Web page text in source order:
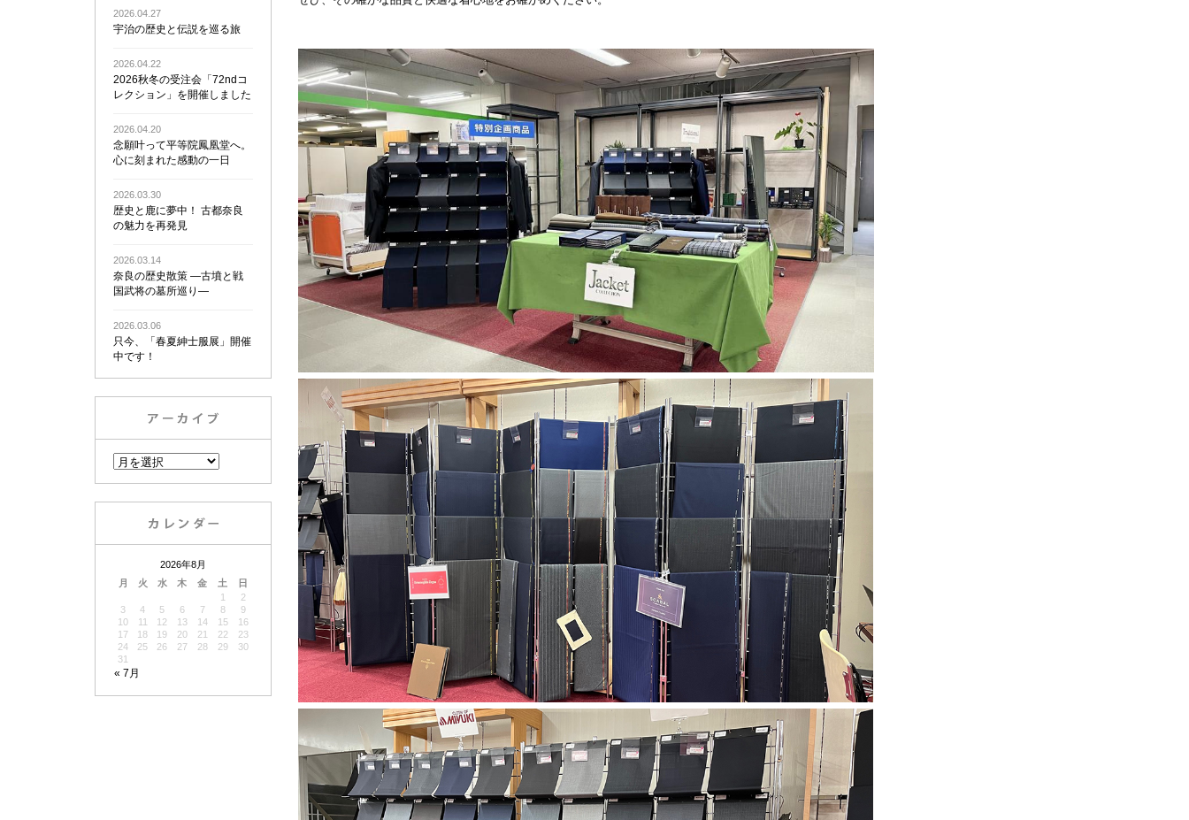
2026.04.27
宇治の歴史と伝説を巡る旅
2026.04.22
2026秋冬の受注会「72ndコ
レクション」を開催しました
2026.04.20
念願叶って平等院鳳凰堂へ。
心に刻まれた感動の一日
2026.03.30
歴史と鹿に夢中！ 古都奈良
の魅力を再発見
2026.03.14
奈良の歴史散策 ―古墳と戦
国武将の墓所巡り―
2026.03.06
只今、「春夏紳士服展」開催
中です！
2026年8月
月
火 水 木 金 土 日
« 7月
1
2
3
4 5 6 7 8
9
10
11 12 13 14 15
16
17
18 19 20 21 22
23
24
25 26 27 28 29
30
31